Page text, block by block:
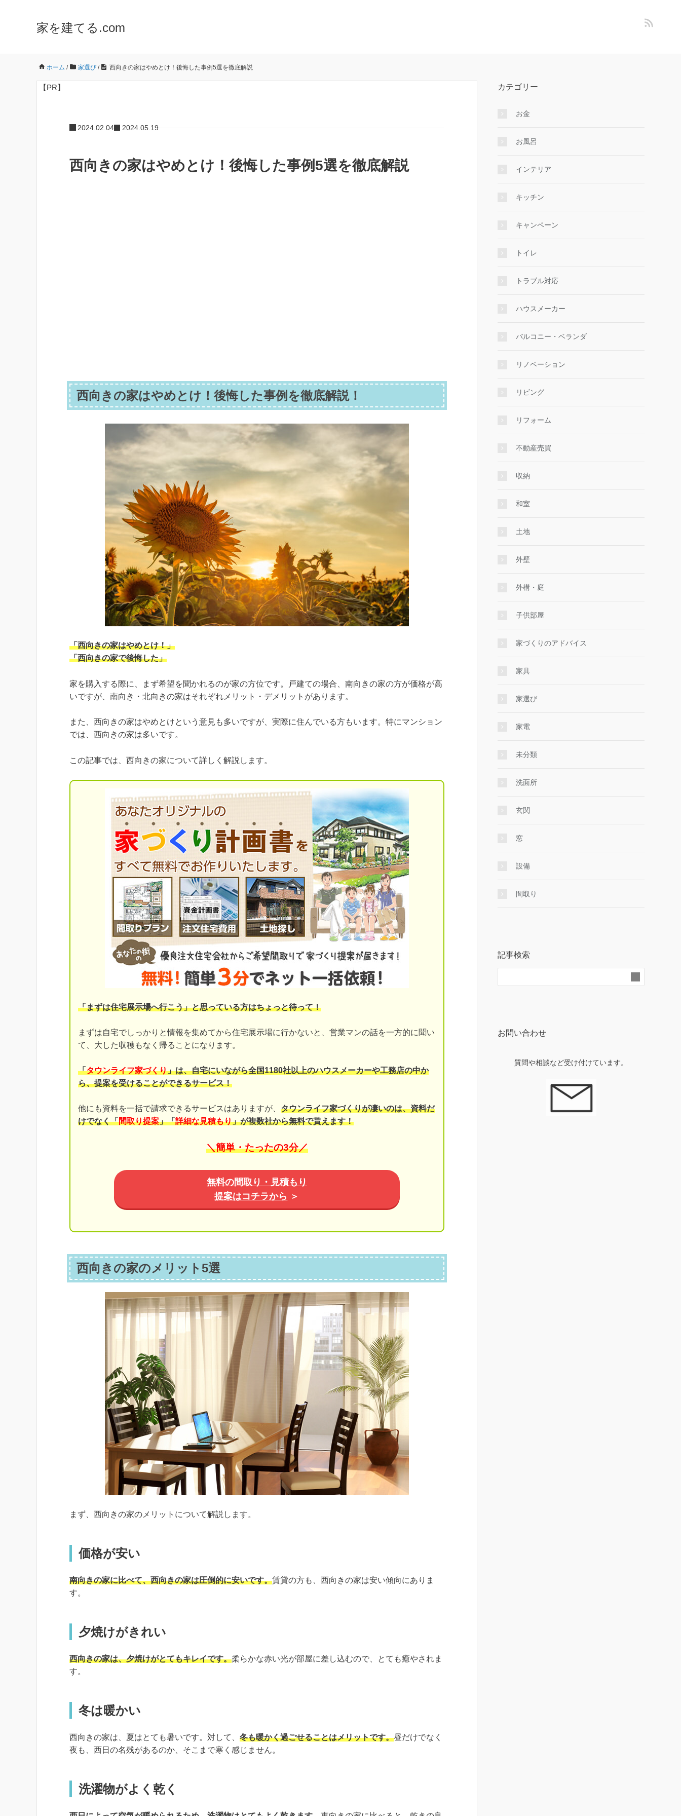
家を建てる.com
ホーム / 家選び / 西向きの家はやめとけ！後悔した事例5選を徹底解説
【PR】
2024.02.04 2024.05.19
西向きの家はやめとけ！後悔した事例5選を徹底解説
西向きの家はやめとけ！後悔した事例を徹底解説！
「西向きの家はやめとけ！」
「西向きの家で後悔した」
家を購入する際に、まず希望を聞かれるのが家の方位です。戸建ての場合、南向きの家の方が価格が高
いですが、南向き・北向きの家はそれぞれメリット・デメリットがあります。
また、西向きの家はやめとけという意見も多いですが、実際に住んでいる方もいます。特にマンション
では、西向きの家は多いです。
この記事では、西向きの家について詳しく解説します。
「まずは住宅展示場へ行こう」と思っている方はちょっと待って！
まずは自宅でしっかりと情報を集めてから住宅展示場に行かないと、営業マンの話を一方的に聞い
て、大した収穫もなく帰ることになります。
「タウンライフ家づくり」は、自宅にいながら全国1180社以上のハウスメーカーや工務店の中か
ら、提案を受けることができるサービス！
他にも資料を一括で請求できるサービスはありますが、 タウンライフ家づくりが凄いのは、資料だ
けでなく「間取り提案」「詳細な見積もり」が複数社から無料で貰えます！
＼簡単・たったの3分／
無料の間取り・見積もり
提案はコチラから ＞
西向きの家のメリット5選
まず、西向きの家のメリットについて解説します。
価格が安い
南向きの家に比べて、西向きの家は圧倒的に安いです。賃貸の方も、西向きの家は安い傾向にありま
す。
夕焼けがきれい
西向きの家は、夕焼けがとてもキレイです。柔らかな赤い光が部屋に差し込むので、とても癒やされま
す。
冬は暖かい
西向きの家は、夏はとても暑いです。対して、 冬も暖かく過ごせることはメリットです。昼だけでなく
夜も、西日の名残があるのか、そこまで寒く感じません。
洗濯物がよく乾く
カテゴリー
お金
お風呂
インテリア
キッチン
キャンペーン
トイレ
トラブル対応
ハウスメーカー
バルコニー・ベランダ
リノベーション
リビング
リフォーム
不動産売買
収納
和室
土地
外壁
外構・庭
子供部屋
家づくりのアドバイス
家具
家選び
家電
未分類
洗面所
玄関
窓
設備
間取り
記事検索
お問い合わせ
質問や相談など受け付けています。